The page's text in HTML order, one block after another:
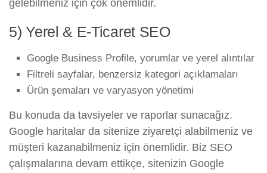
gelebilmeniz için çok önemlidir.
5) Yerel & E-Ticaret SEO
Google Business Profile, yorumlar ve yerel alıntılar
Filtreli sayfalar, benzersiz kategori açıklamaları
Ürün şemaları ve varyasyon yönetimi
Bu konuda da tavsiyeler ve raporlar sunacağız.
Google haritalar da sitenize ziyaretçi alabilmeniz ve
müşteri kazanabilmeniz için önemlidir. Biz SEO
çalışmalarına devam ettikçe, sitenizin Google